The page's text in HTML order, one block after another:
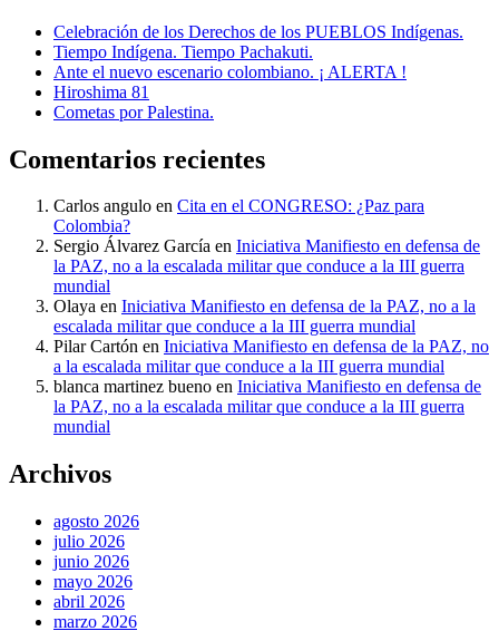
Celebración de los Derechos de los PUEBLOS Indígenas.
Tiempo Indígena. Tiempo Pachakuti.
Ante el nuevo escenario colombiano. ¡ ALERTA !
Hiroshima 81
Cometas por Palestina.
Comentarios recientes
Carlos angulo en Cita en el CONGRESO: ¿Paz para
Colombia?
Sergio Álvarez García en Iniciativa Manifiesto en defensa de
la PAZ, no a la escalada militar que conduce a la III guerra
mundial
Olaya en Iniciativa Manifiesto en defensa de la PAZ, no a la
escalada militar que conduce a la III guerra mundial
Pilar Cartón en Iniciativa Manifiesto en defensa de la PAZ, no
a la escalada militar que conduce a la III guerra mundial
blanca martinez bueno en Iniciativa Manifiesto en defensa de
la PAZ, no a la escalada militar que conduce a la III guerra
mundial
Archivos
agosto 2026
julio 2026
junio 2026
mayo 2026
abril 2026
marzo 2026